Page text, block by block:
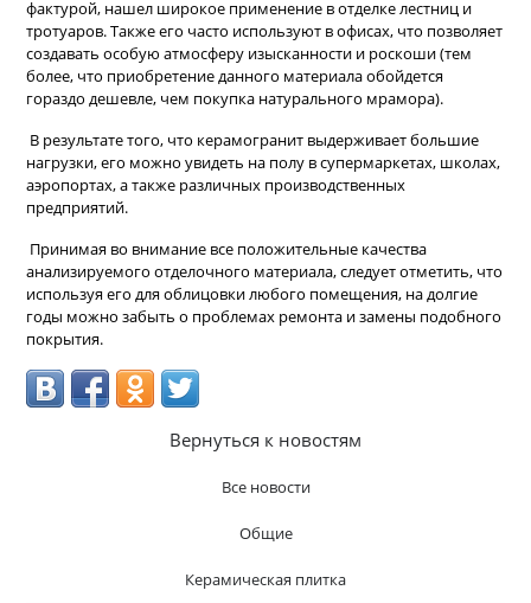
фактурой, нашел широкое применение в отделке лестниц и
тротуаров. Также его часто используют в офисах, что позволяет
создавать особую атмосферу изысканности и роскоши (тем
более, что приобретение данного материала обойдется
гораздо дешевле, чем покупка натурального мрамора).
В результате того, что керамогранит выдерживает большие
нагрузки, его можно увидеть на полу в супермаркетах, школах,
аэропортах, а также различных производственных
предприятий.
Принимая во внимание все положительные качества
анализируемого отделочного материала, следует отметить, что
используя его для облицовки любого помещения, на долгие
годы можно забыть о проблемах ремонта и замены подобного
покрытия.
Вернуться к новостям
Все новости
Общие
Керамическая плитка